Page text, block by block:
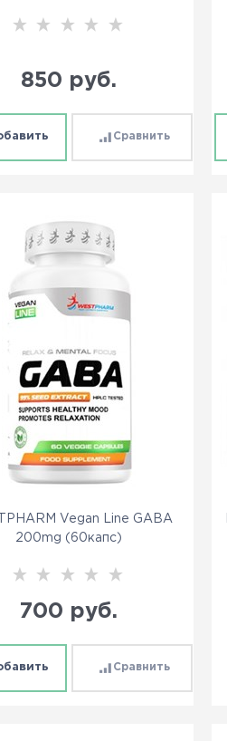
850 руб.
Сравнить
Vegan Line GABA
200mg (60капс)
700 руб.
Сравнить